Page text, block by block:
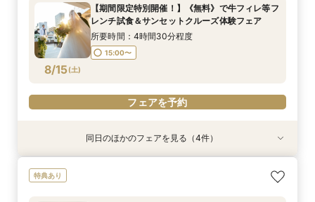
8/14(金)
9:00〜
10:30〜
15:00〜
8/14(金)
9:00〜 10:30〜
8/14(金)
10:30〜 13:00〜
8/15(土)
【期間限定特別開催！】《無料》で牛フィレ等フ
レンチ試食＆サンセットクルーズ体験フェア
所要時間：4時間30分程度
15:00〜
フェアを予約
【少人数での結婚式にオススメ！】じっくりご見
【★土日限定★】ゆったり船内見学＆ウェディン
特典あり
【特別開催！】《無料》で牛フィレ等フレンチ試
【オンライン相談会】お手軽３Dウォークでご見
同日のほかのフェアを見る（4件）
特典あり